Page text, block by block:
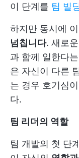
이 단계를 팀 빌
하지만 동시에
넘칩니다. 새로
과 함께 일한다
은 자신이 다른
는 경우 호기심
다.
팀 리더의 역할
팀 개발의 첫 단